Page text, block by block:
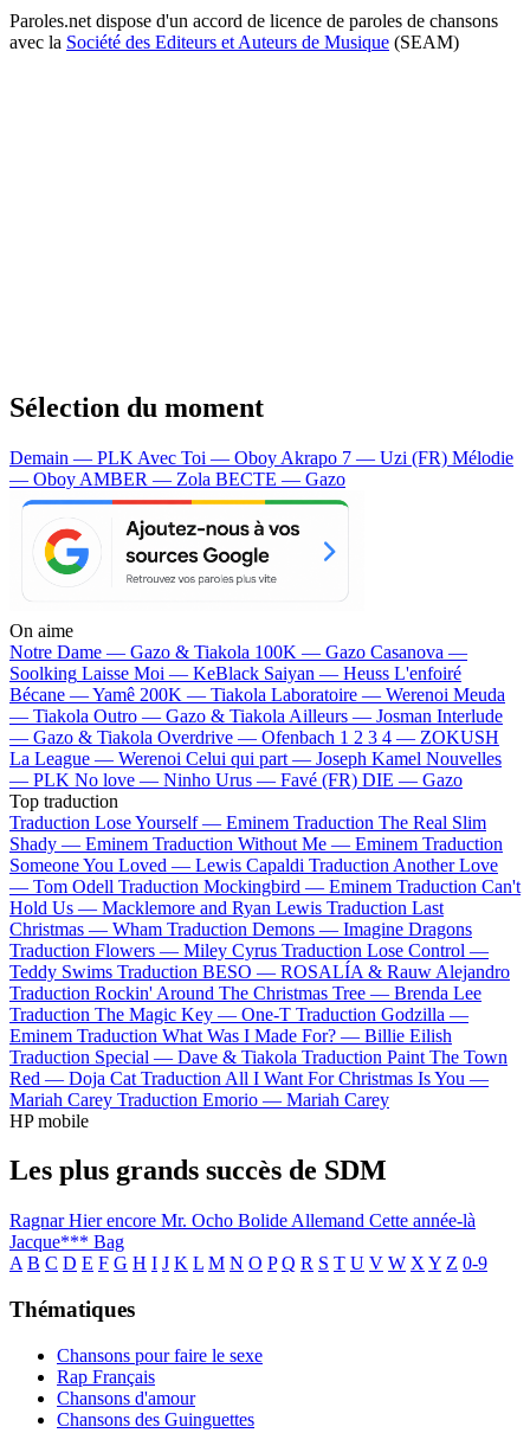
Paroles.net dispose d'un accord de licence de paroles de chansons
avec la Société des Editeurs et Auteurs de Musique (SEAM)
Sélection du moment
Demain — PLK Avec Toi — Oboy Akrapo 7 — Uzi (FR) Mélodie
— Oboy AMBER — Zola BECTE — Gazo
On aime
Notre Dame — Gazo & Tiakola 100K — Gazo Casanova —
Soolking Laisse Moi — KeBlack Saiyan — Heuss L'enfoiré
Bécane —Yamê 200K — Tiakola Laboratoire — Werenoi Meuda
— Tiakola Outro — Gazo & Tiakola Ailleurs — Josman Interlude
— Gazo & Tiakola Overdrive — Ofenbach 1 2 3 4 — ZOKUSH
La League — Werenoi Celui qui part — Joseph Kamel Nouvelles
— PLK No love — Ninho Urus — Favé (FR) DIE — Gazo
Top traduction
Traduction Lose Yourself — Eminem Traduction The Real Slim
Shady — Eminem Traduction Without Me — Eminem Traduction
Someone You Loved — Lewis Capaldi Traduction Another Love
— Tom Odell Traduction Mockingbird — Eminem Traduction Can't
Hold Us — Macklemore and Ryan Lewis Traduction Last
Christmas — Wham Traduction Demons — Imagine Dragons
Traduction Flowers — Miley Cyrus Traduction Lose Control —
Teddy Swims Traduction BESO — ROSALÍA & Rauw Alejandro
Traduction Rockin' Around The Christmas Tree — Brenda Lee
Traduction The Magic Key — One-T Traduction Godzilla —
Eminem Traduction What Was I Made For? — Billie Eilish
Traduction Special — Dave & Tiakola Traduction Paint The Town
Red — Doja Cat Traduction All I Want For Christmas Is You —
Mariah Carey Traduction Emorio — Mariah Carey
HP mobile
Les plus grands succès de SDM
RagnarHier encore Mr. Ocho Bolide Allemand Cette année-là
Jacque*** Bag
A B C D E F G H I J K L M N O P Q R S T U V W X Y Z 0-9
Thématiques
Chansons pour faire le sexe
Rap Français
Chansons d'amour
Chansons des Guinguettes